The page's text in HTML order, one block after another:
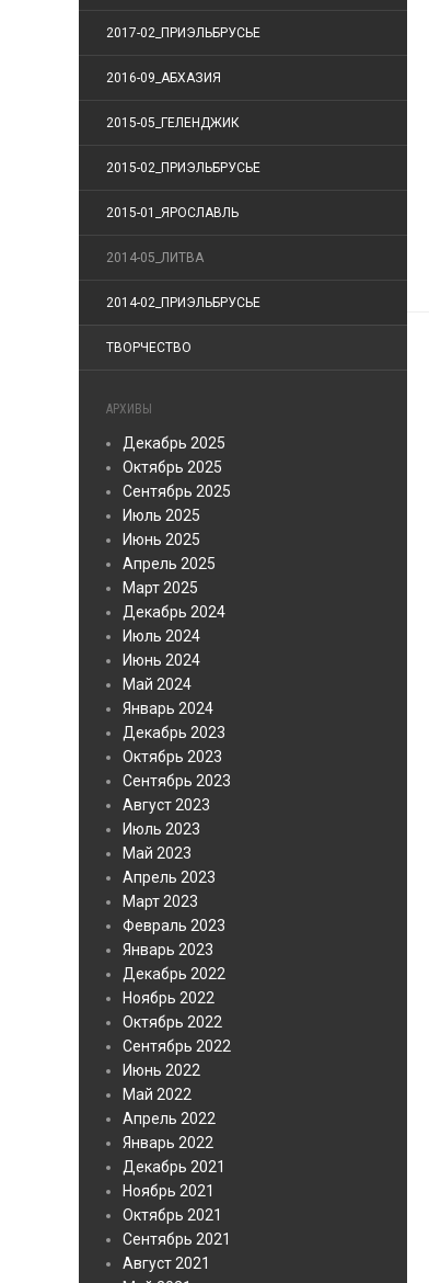
2017-02_ПРИЭЛЬБРУСЬЕ
2016-09_АБХАЗИЯ
2015-05_ГЕЛЕНДЖИК
2015-02_ПРИЭЛЬБРУСЬЕ
2015-01_ЯРОСЛАВЛЬ
2014-05_ЛИТВА
2014-02_ПРИЭЛЬБРУСЬЕ
ТВОРЧЕСТВО
АРХИВЫ
Декабрь 2025
Октябрь 2025
Сентябрь 2025
Июль 2025
Июнь 2025
Апрель 2025
Март 2025
Декабрь 2024
Июль 2024
Июнь 2024
Май 2024
Январь 2024
Декабрь 2023
Октябрь 2023
Сентябрь 2023
Август 2023
Июль 2023
Май 2023
Апрель 2023
Март 2023
Февраль 2023
Январь 2023
Декабрь 2022
Ноябрь 2022
Октябрь 2022
Сентябрь 2022
Июнь 2022
Май 2022
Апрель 2022
Январь 2022
Декабрь 2021
Ноябрь 2021
Октябрь 2021
Сентябрь 2021
Август 2021